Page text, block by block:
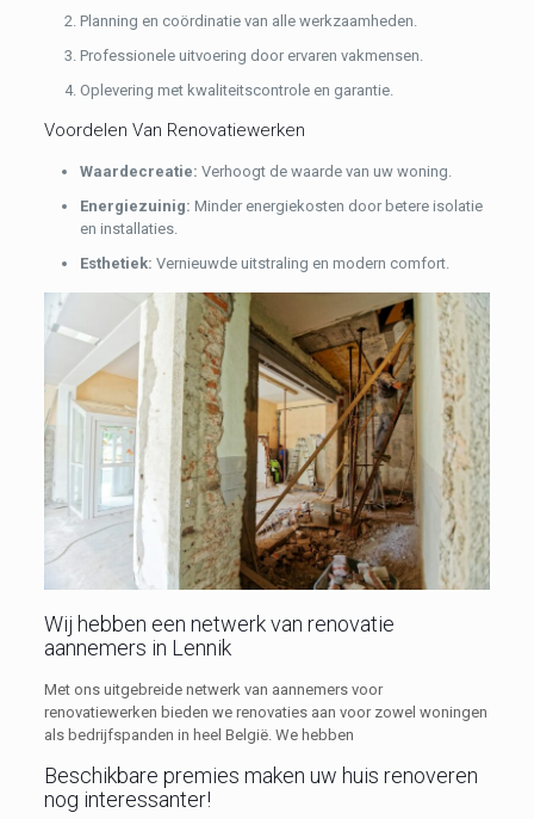
Planning en coördinatie van alle werkzaamheden.
Professionele uitvoering door ervaren vakmensen.
Oplevering met kwaliteitscontrole en garantie.
Voordelen Van Renovatiewerken
Waardecreatie: Verhoogt de waarde van uw woning.
Energiezuinig: Minder energiekosten door betere isolatie
en installaties.
Esthetiek: Vernieuwde uitstraling en modern comfort.
Wij hebben een netwerk van renovatie
aannemers in Lennik
Met ons uitgebreide netwerk van aannemers voor
renovatiewerken bieden we renovaties aan voor zowel woningen
als bedrijfspanden in heel België. We hebben
Beschikbare premies maken uw huis renoveren
nog interessanter!